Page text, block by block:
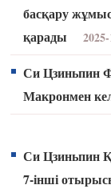
басқару
қарады
Си Цзиньпин
Макронмен
Си Цзиньпин
7-інші